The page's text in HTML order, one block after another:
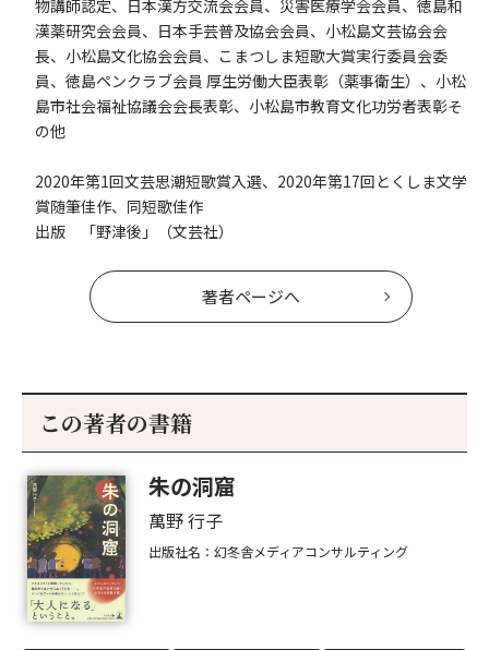
物講師認定、日本漢方交流会会員、災害医療学会会員、徳島和
漢薬研究会会員、日本手芸普及協会会員、小松島文芸協会会
長、小松島文化協会会員、こまつしま短歌大賞実行委員会委
員、徳島ペンクラブ会員 厚生労働大臣表彰（薬事衛生）、小松
島市社会福祉協議会会長表彰、小松島市教育文化功労者表彰そ
の他
2020年第1回文芸思潮短歌賞入選、2020年第17回とくしま文学
賞随筆佳作、同短歌佳作
出版 「野津後」（文芸社）
著者ページへ
この著者の書籍
朱の洞窟
萬野 行子
出版社名：幻冬舎メディアコンサルティング